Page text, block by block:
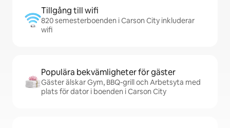
Tillgång till wifi
820 semesterboenden i Carson City inkluderar
wifi
Populära bekvämligheter för gäster
Gäster älskar Gym, BBQ-grill och Arbetsyta med
plats för dator i boenden i Carson City